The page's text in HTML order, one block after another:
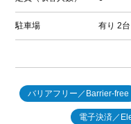
駐車場 有り2台
バリアフリー／Barrier-free
電子決済／